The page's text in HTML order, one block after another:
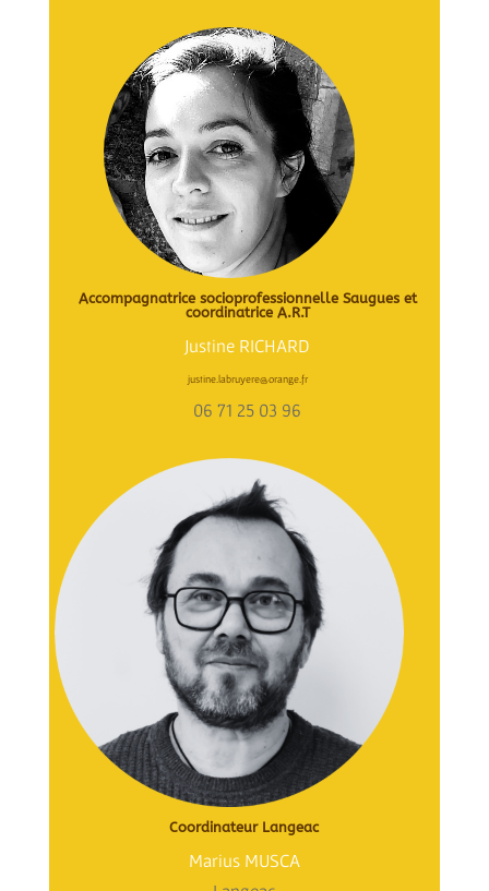
Accompagnatrice socioprofessionnelle Saugues et
coordinatrice A.R.T
Justine RICHARD
justine.labruyere@orange.fr
06 71 25 03 96
Coordinateur Langeac
Marius MUSCA